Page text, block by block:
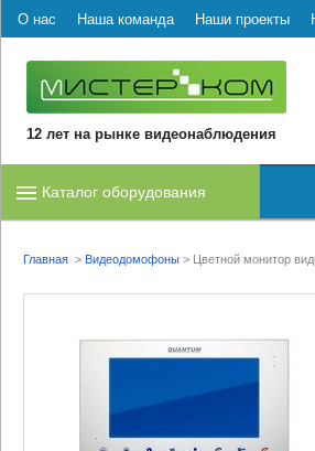
О нас Наша команда Наши проекты
12 лет на рынке видеонаблюдения
Каталог оборудования
Главная > Видеодомофоны > Цветной монитор